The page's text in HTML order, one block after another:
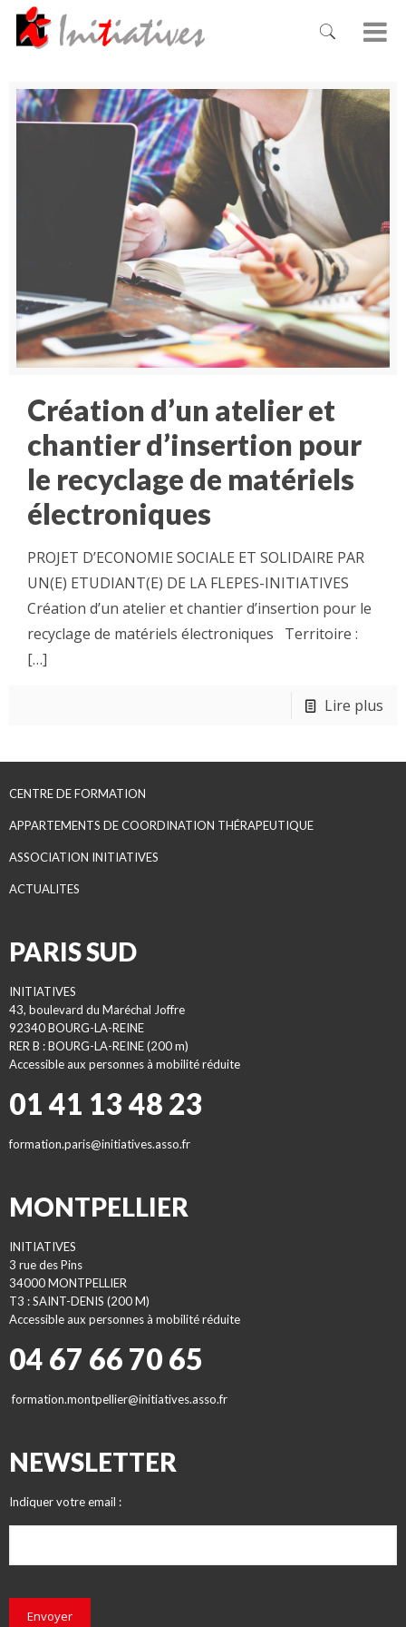
Création d’un atelier et
chantier d’insertion pour
le recyclage de matériels
électroniques
PROJET D’ECONOMIE SOCIALE ET SOLIDAIRE PAR
UN(E) ETUDIANT(E) DE LA FLEPES-INITIATIVES
Création d’un atelier et chantier d’insertion pour le
recyclage de matériels électroniques Territoire :
[…]
Lire plus
CENTRE DE FORMATION
APPARTEMENTS DE COORDINATION THÉRAPEUTIQUE
ASSOCIATION INITIATIVES
ACTUALITES
PARIS SUD
INITIATIVES
43, boulevard du Maréchal Joffre
92340 BOURG-LA-REINE
RER B : BOURG-LA-REINE (200 m)
Accessible aux personnes à mobilité réduite
01 41 13 48 23
formation.paris@initiatives.asso.fr
MONTPELLIER
INITIATIVES
3 rue des Pins
34000 MONTPELLIER
T3 : SAINT-DENIS (200 M)
Accessible aux personnes à mobilité réduite
04 67 66 70 65
formation.montpellier@initiatives.asso.fr
NEWSLETTER
Indiquer votre email :
Envoyer